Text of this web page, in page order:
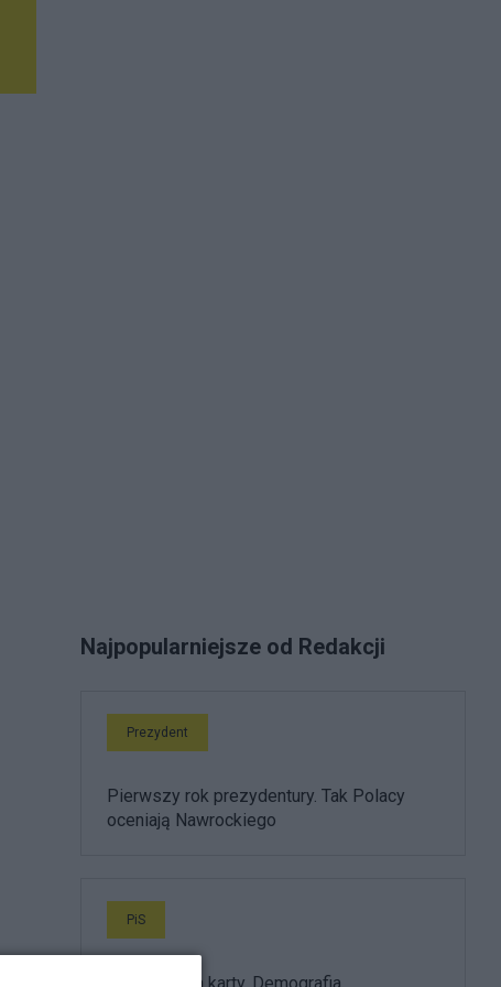
Najpopularniejsze od Redakcji
Prezydent
Pierwszy rok prezydentury. Tak Polacy
oceniają Nawrockiego
PiS